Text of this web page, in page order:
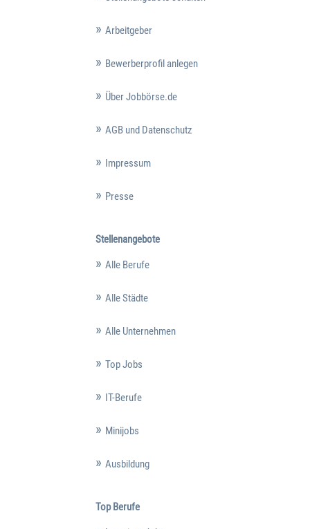
Arbeitgeber
Bewerberprofil anlegen
Über Jobbörse.de
AGB und Datenschutz
Impressum
Presse
Stellenangebote
Alle Berufe
Alle Städte
Alle Unternehmen
Top Jobs
IT-Berufe
Minijobs
Ausbildung
Top Berufe